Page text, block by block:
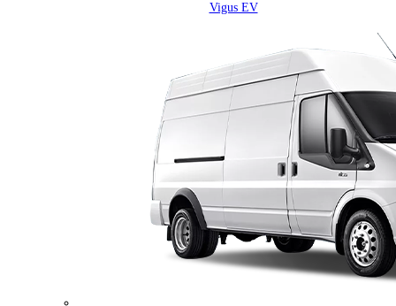
Vigus EV